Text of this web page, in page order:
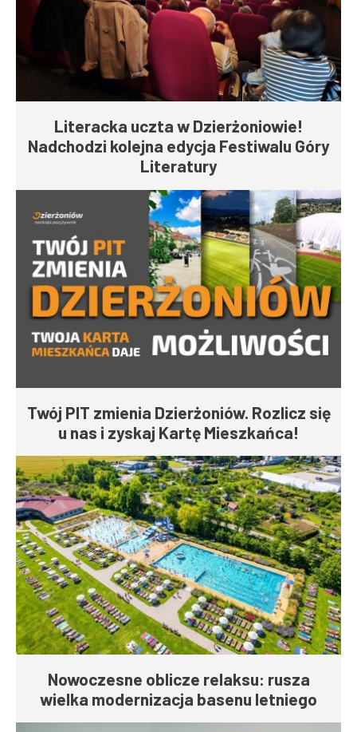
Literacka uczta w Dzierżoniowie!
Nadchodzi kolejna edycja Festiwalu Góry
Literatury
Twój PIT zmienia Dzierżoniów. Rozlicz się
u nas i zyskaj Kartę Mieszkańca!
Nowoczesne oblicze relaksu: rusza
wielka modernizacja basenu letniego